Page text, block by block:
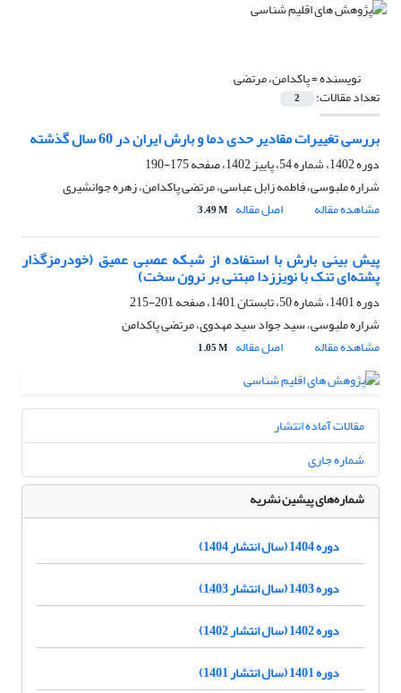
نویسنده =پاکدامن، مرتضی
تعداد مقالات: 2
بررسی تغییرات مقادیر حدی دما و بارش ایران در 60 سال گذشته
دوره 1402، شماره 54، پاییز 1402، صفحه
175-190
شراره ملبوسی، فاطمه زابل عباسی، مرتضی پاکدامن، زهره جوانشیری
مشاهده مقاله
اصل مقاله 3.49 M
پیش بینی بارش با استفاده از شبکه عصبی عمیق (خودرمزگذار
پشته‌ای تنک با نویززدا مبتنی بر نرون سخت)
دوره 1401، شماره 50، تابستان 1401، صفحه
201-215
شراره ملبوسی، سید جواد سید مهدوی، مرتضی پاکدامن
مشاهده مقاله
اصل مقاله 1.05 M
مقالات آماده انتشار
شماره جاری
شماره‌های پیشین نشریه
دوره 1404 (سال انتشار 1404)
دوره 1403 (سال انتشار 1403)
دوره 1402 (سال انتشار 1402)
دوره 1401 (سال انتشار 1401)